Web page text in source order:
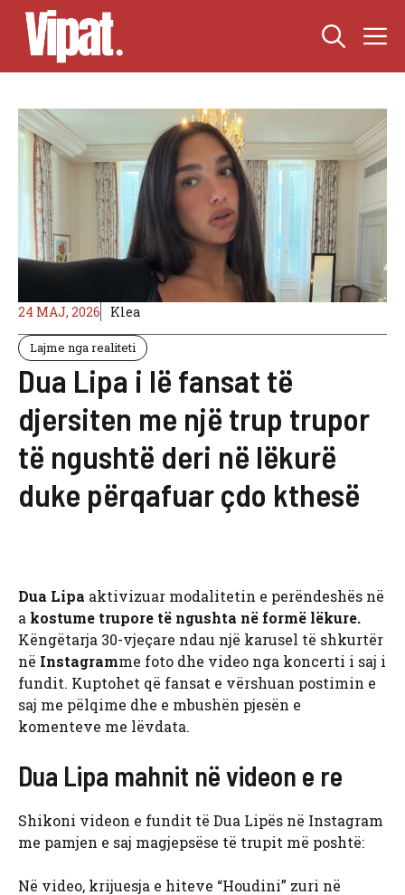
Skip
content
24 MAJ, 2026 Klea
Lajme nga realiteti
Dua Lipa i lë fansat të
djersiten me një trup trupor
të ngushtë deri në lëkurë
duke përqafuar çdo kthesë
Dua Lipa aktivizuar modalitetin e perëndeshës në
a kostume trupore të ngushta në formë lëkure.
Këngëtarja 30-vjeçare ndau një karusel të shkurtër
në Instagramme foto dhe video nga koncerti i saj i
fundit. Kuptohet që fansat e vërshuan postimin e
saj me pëlqime dhe e mbushën pjesën e
komenteve me lëvdata.
Dua Lipa mahnit në videon e re
Shikoni videon e fundit të Dua Lipës në Instagram
me pamjen e saj magjepsëse të trupit më poshtë:
Në video, krijuesja e hiteve “Houdini” zuri në